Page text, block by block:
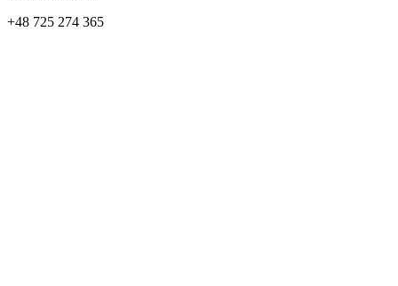
+48 725 274 365